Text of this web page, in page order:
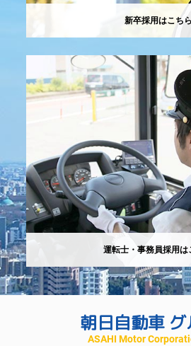
新卒採用はこちら
運転士・事務員採用は
朝日自動車
ASAHI Motor